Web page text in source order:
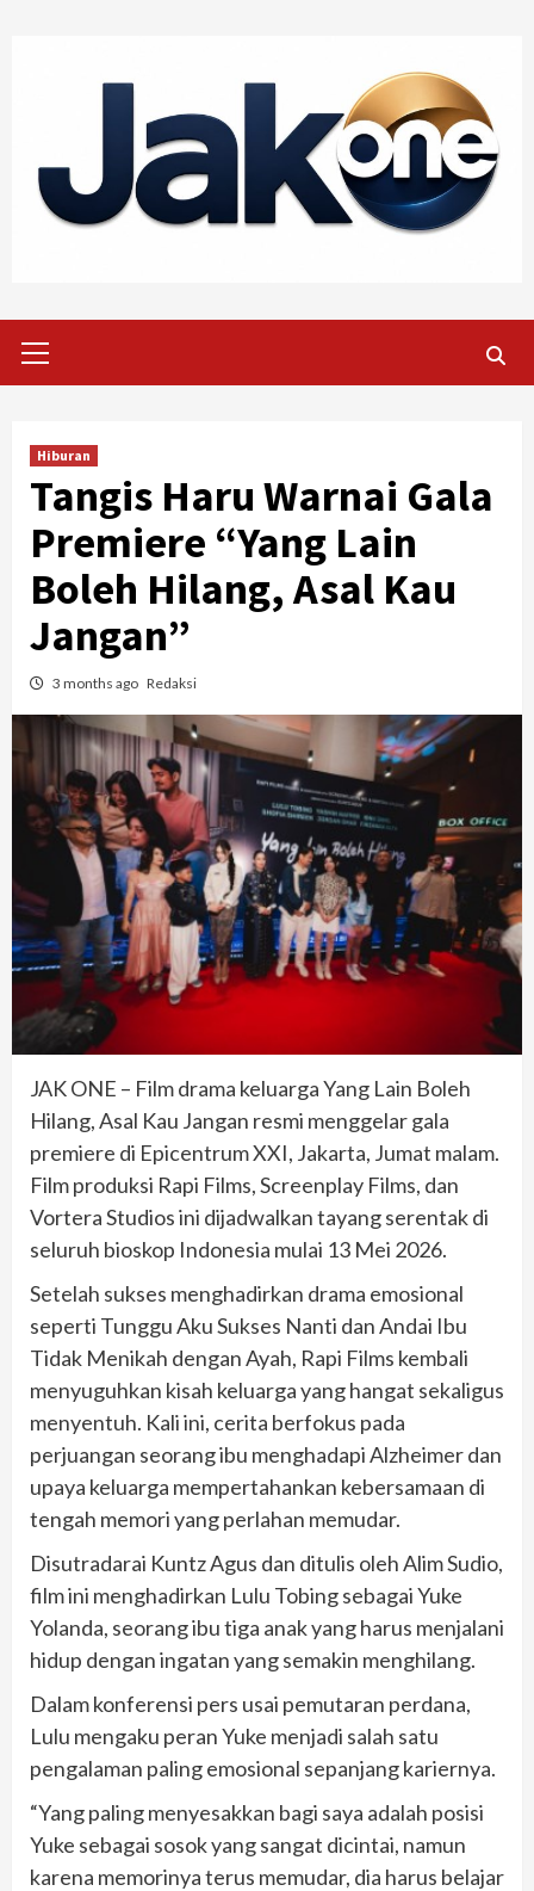
Menu
Hiburan
Tangis Haru Warnai Gala
Premiere “Yang Lain
Boleh Hilang, Asal Kau
Jangan”
3 months ago Redaksi
JAK ONE – Film drama keluarga Yang Lain Boleh
Hilang, Asal Kau Jangan resmi menggelar gala
premiere di Epicentrum XXI, Jakarta, Jumat malam.
Film produksi Rapi Films, Screenplay Films, dan
Vortera Studios ini dijadwalkan tayang serentak di
seluruh bioskop Indonesia mulai 13 Mei 2026.
Setelah sukses menghadirkan drama emosional
seperti Tunggu Aku Sukses Nanti dan Andai Ibu
Tidak Menikah dengan Ayah, Rapi Films kembali
menyuguhkan kisah keluarga yang hangat sekaligus
menyentuh. Kali ini, cerita berfokus pada
perjuangan seorang ibu menghadapi Alzheimer dan
upaya keluarga mempertahankan kebersamaan di
tengah memori yang perlahan memudar.
Disutradarai Kuntz Agus dan ditulis oleh Alim Sudio,
film ini menghadirkan Lulu Tobing sebagai Yuke
Yolanda, seorang ibu tiga anak yang harus menjalani
hidup dengan ingatan yang semakin menghilang.
Dalam konferensi pers usai pemutaran perdana,
Lulu mengaku peran Yuke menjadi salah satu
pengalaman paling emosional sepanjang kariernya.
“Yang paling menyesakkan bagi saya adalah posisi
Yuke sebagai sosok yang sangat dicintai, namun
karena memorinya terus memudar, dia harus belajar